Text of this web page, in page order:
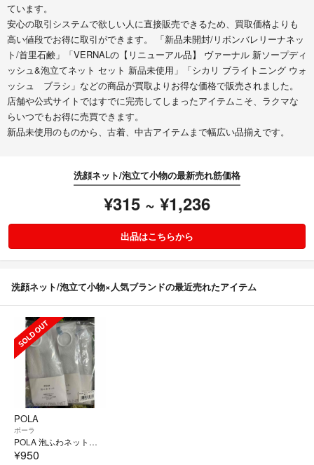
ています。
安心の取引システムで欲しい人に直接販売できるため、買取価格よりも
高い値段でお得に取引ができます。 「新品未開封/リボンバレリーナネッ
ト/首里石鹸」「VERNALの【リニューアル品】 ヴァーナル 新ソープディ
ッシュ&泡立てネット セット 新品未使用」「シカリ ブライトニング ウォ
ッシュ ブラシ」などの商品が買取よりお得な価格で販売されました。
店舗や公式サイトではすでに完売してしまったアイテムこそ、ラクマな
らいつでもお得に売買できます。
新品未使用のものから、古着、中古アイテムまで幅広い品揃えです。
洗顔ネット/泡立て小物の最新売れ筋価格
¥315 ~ ¥1,236
出品はこちらから
洗顔ネット/泡立て小物×人気ブランドの最近売れたアイテム
POLA
ポーラ
POLA 泡ふわネット 3個
¥950